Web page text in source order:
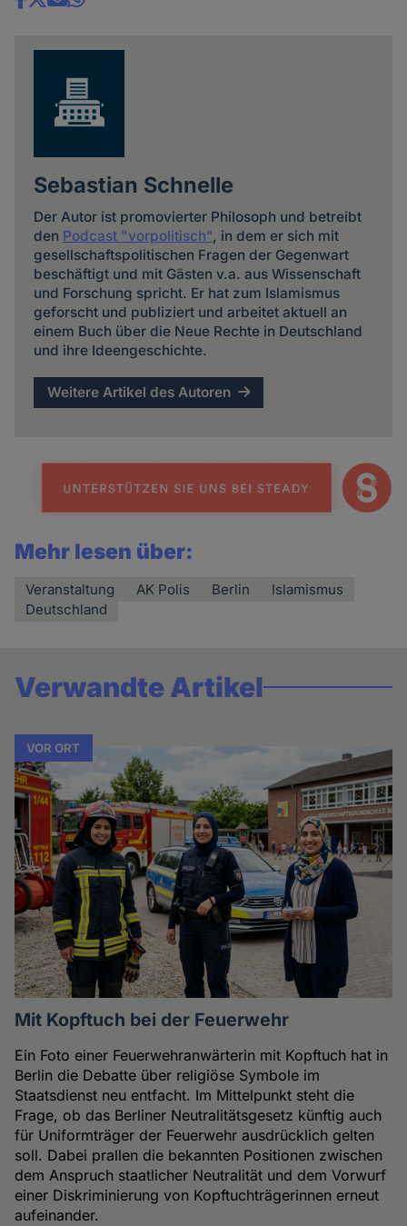
Share
Sebastian Schnelle
Der Autor ist promovierter Philosoph und betreibt
den Podcast "vorpolitisch", in dem er sich mit
gesellschaftspolitischen Fragen der Gegenwart
beschäftigt und mit Gästen v.a. aus Wissenschaft
und Forschung spricht. Er hat zum Islamismus
geforscht und publiziert und arbeitet aktuell an
einem Buch über die Neue Rechte in Deutschland
und ihre Ideengeschichte.
Weitere Artikel des Autoren
Mehr lesen über:
Veranstaltung AK Polis Berlin
Islamismus
Deutschland
Verwandte Artikel
VOR ORT
Mit Kopftuch bei der Feuerwehr
Ein Foto einer Feuerwehranwärterin mit Kopftuch hat in
Berlin die Debatte über religiöse Symbole im
Staatsdienst neu entfacht. Im Mittelpunkt steht die
Frage, ob das Berliner Neutralitätsgesetz künftig auch
für Uniformträger der Feuerwehr ausdrücklich gelten
soll. Dabei prallen die bekannten Positionen zwischen
dem Anspruch staatlicher Neutralität und dem Vorwurf
einer Diskriminierung von Kopftuchträgerinnen erneut
aufeinander.